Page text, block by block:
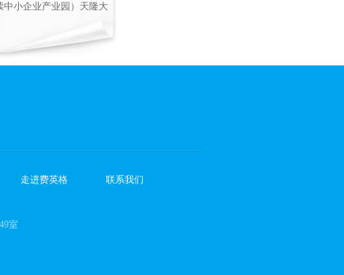
中小企业产业园）天隆大
走进费英格 联系我们
室